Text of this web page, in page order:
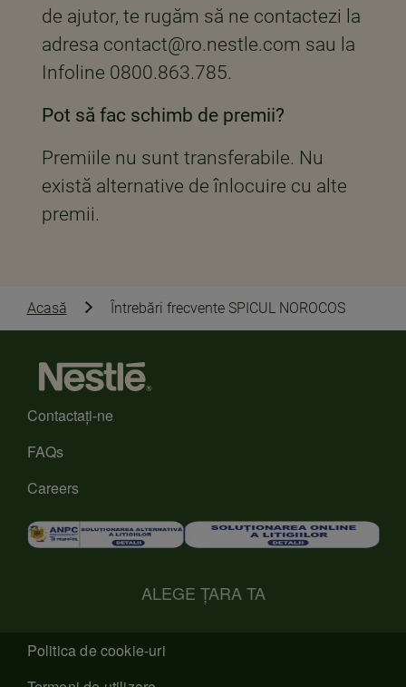
de ajutor, te rugăm să ne contactezi la
adresa contact@ro.nestle.com sau la
Infoline 0800.863.785.
Pot să fac schimb de premii?
Premiile nu sunt transferabile. Nu
există alternative de înlocuire cu alte
premii.
Acasă Întrebări frecvente SPICUL NOROCOS
Contactaţi-ne
FAQs
Careers
ALEGE ȚARA TA
Politica de cookie-uri